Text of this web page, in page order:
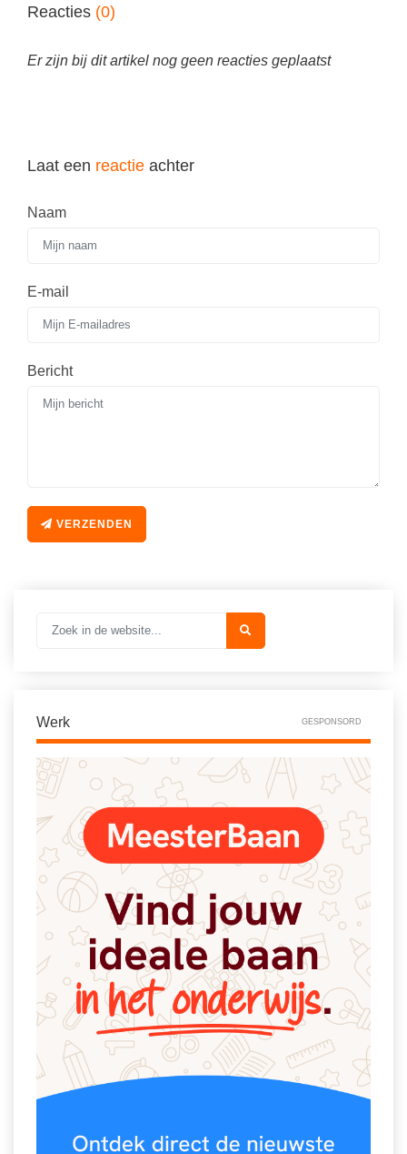
Kleurplaten
Seizoenen
Sprookjes
Startpagina onderwijs
Kruiswoordpuzzels
Montessori onderwijs
Afscheidstekst collega
Onderwijs CV
Huiswerkbegeleider zoeken
Reacties (0)
Er zijn bij dit artikel nog geen reacties geplaatst
Laat een reactie achter
Naam
E-mail
Bericht
VERZENDEN
Werk GESPONSORD